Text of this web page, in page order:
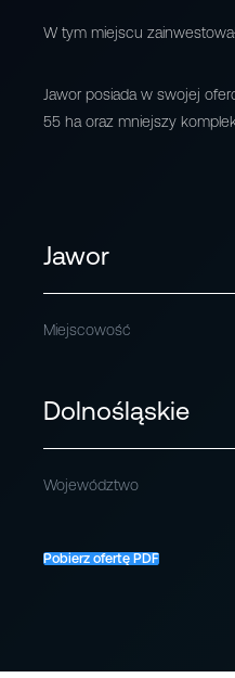
W tym miejscu
Jawor posiada w swojej
55 ha oraz mniejszy
Jawor
Miejscowość
Dolnośląskie
Województwo
Pobierz ofertę PDF